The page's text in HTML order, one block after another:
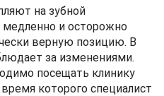
на зубной
медленно и осторожно
верную позицию. В
за изменениями.
посещать клинику
которого специалист